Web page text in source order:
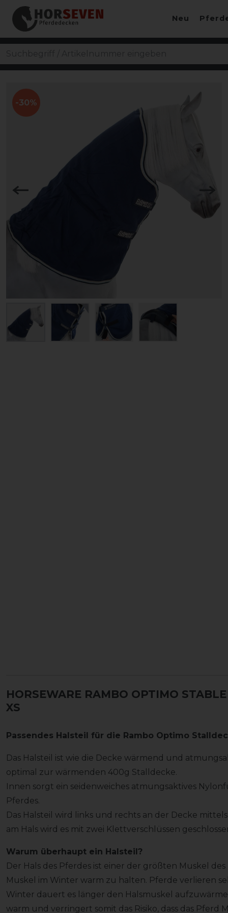
Neu
-30%
HORSEWARE RAMBO OPTIMO
XS
Passendes Halsteil für die Rambo Optimo
Das Halsteil ist wie die Decke wärmend und
optimal zur wärmenden 400g Stalldecke.
Innen sorgt ein seidenweiches atmungsaktives
Pferdes.
Das Halsteil wird links und rechts an der Decke
am Hals wird es mit zwei Klettverschlüssen
Warum überhaupt ein Halsteil?
Der Hals des Pferdes ist einer der größten Muskel des
Muskel im Winter warm zu halten. Pferde verlieren
Winter dauert es länger den Halsmuskel
warm und verringert somit das Risiko, dass das